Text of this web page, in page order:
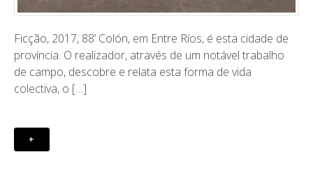
Ficção, 2017, 88’ ​Colón, em Entre Ríos, é esta cidade de
província. O realizador, através de um notável trabalho
de campo, descobre e relata esta forma de vida
colectiva, o […]
+